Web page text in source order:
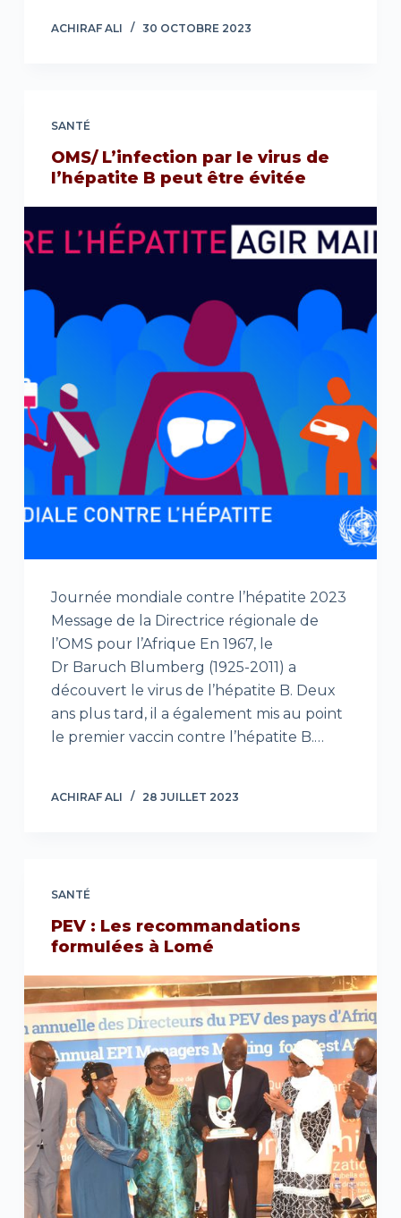
ACHIRAF ALI 30 OCTOBRE 2023
SANTÉ
OMS/ L’infection par le virus de
l’hépatite B peut être évitée
Journée mondiale contre l’hépatite 2023
Message de la Directrice régionale de
l’OMS pour l’Afrique En 1967, le
Dr Baruch Blumberg (1925-2011) a
découvert le virus de l’hépatite B. Deux
ans plus tard, il a également mis au point
le premier vaccin contre l’hépatite B.…
ACHIRAF ALI 28 JUILLET 2023
SANTÉ
PEV : Les recommandations
formulées à Lomé